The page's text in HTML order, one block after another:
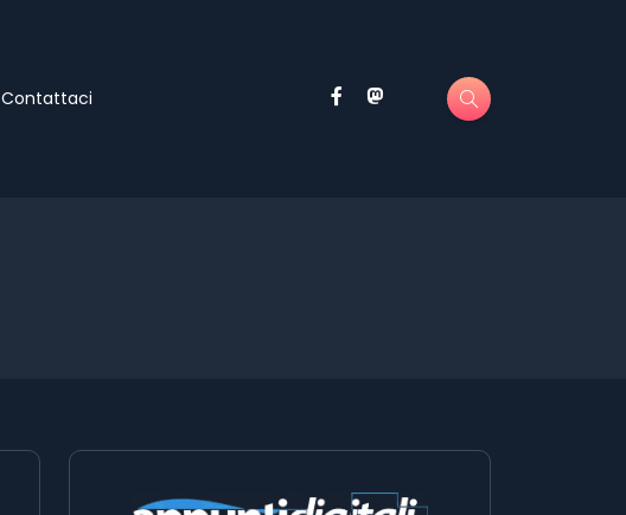
Contattaci